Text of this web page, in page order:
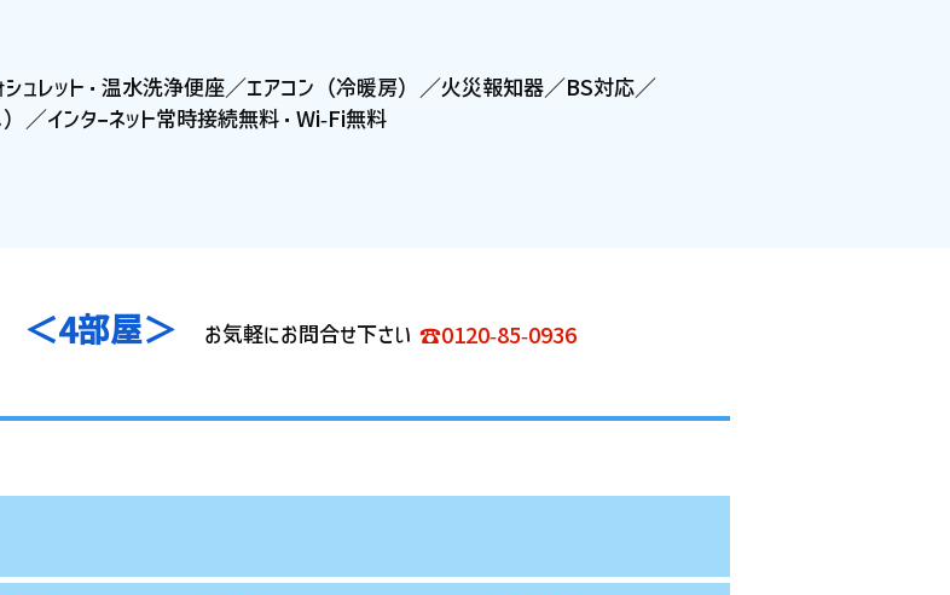
シュレット・温水洗浄便座／エアコン（冷暖房）／火災報知器／BS対応／
）／インターネット常時接続無料・Wi-Fi無料
＜4部屋＞ お気軽にお問合せ下さい ☎0120-85-0936